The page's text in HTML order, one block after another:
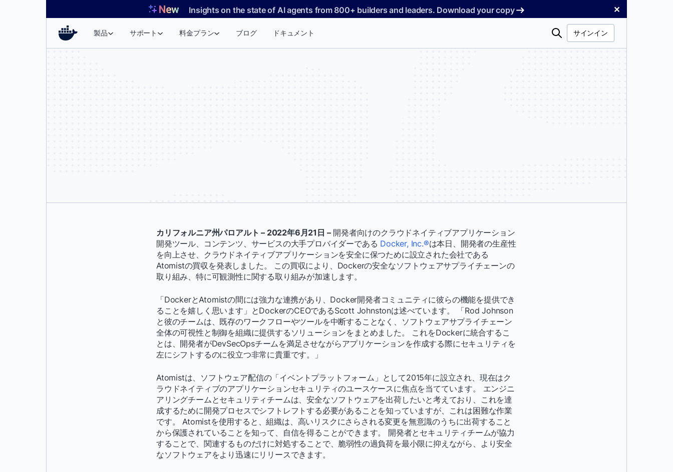
Insights on the state of AI agents from 800+ builders and leaders. Download your copy ✕
製品 サポート 料金プラン ブログ ドキュメント
検
サインイン
カリフォルニア州パロアルト – 2022年6月21日 –開発者向けのクラウドネイティブアプリケーション
開発ツール、コンテンツ、サービスの大手プロバイダーである Docker, Inc.®は本日、開発者の生産性
を向上させ、クラウドネイティブアプリケーションを安全に保つために設立された会社である
Atomistの買収を発表しました。 この買収により、Dockerの安全なソフトウェアサプライチェーンの
取り組み、特に可観測性に関する取り組みが加速します。
「DockerとAtomistの間には強力な連携があり、Docker開発者コミュニティに彼らの機能を提供でき
ることを嬉しく思います」とDockerのCEOであるScott Johnstonは述べています。 「Rod Johnson
と彼のチームは、既存のワークフローやツールを中断することなく、ソフトウェアサプライチェーン
全体の可視性と制御を組織に提供するソリューションをまとめました。 これをDockerに統合するこ
とは、開発者がDevSecOpsチームを満足させながらアプリケーションを作成する際にセキュリティを
左にシフトするのに役立つ非常に貴重です。」
Atomistは、ソフトウェア配信の「イベントプラットフォーム」として2015年に設立され、現在はク
ラウドネイティブのアプリケーションセキュリティのユースケースに焦点を当てています。 エンジニ
アリングチームとセキュリティチームは、安全なソフトウェアを出荷したいと考えており、これを達
成するために開発プロセスでシフトレフトする必要があることを知っていますが、これは困難な作業
です。 Atomistを使用すると、組織は、高いリスクにさらされる変更を無意識のうちに出荷すること
から保護されていることを知って、自信を得ることができます。 開発者とセキュリティチームが協力
することで、関連するものだけに対処することで、脆弱性の過負荷を最小限に抑えながら、より安全
なソフトウェアをより迅速にリリースできます。